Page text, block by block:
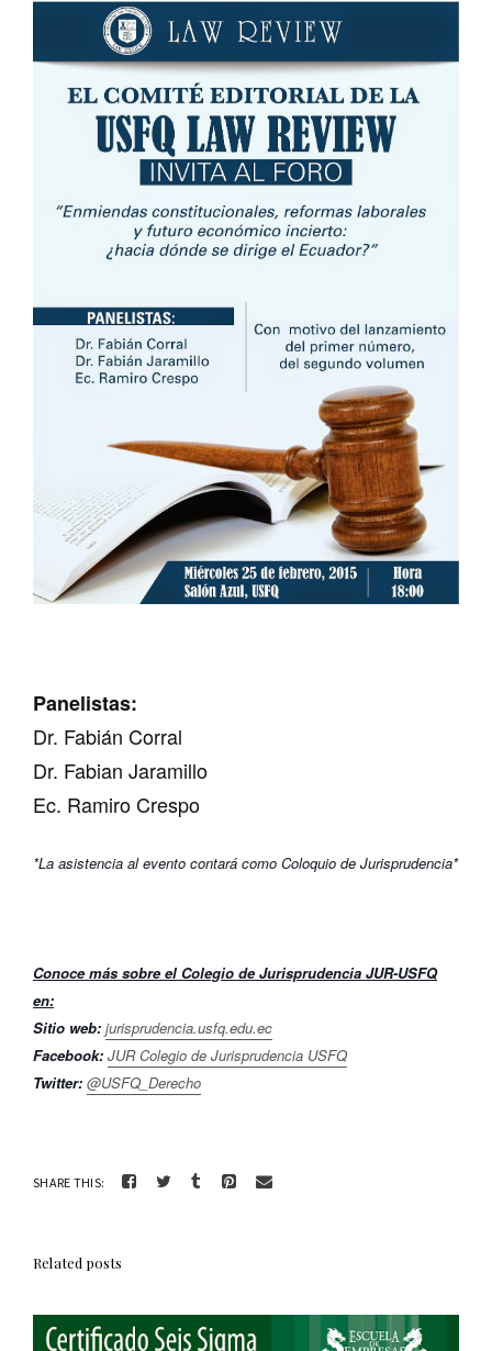
Panelistas:
Dr. Fabián Corral
Dr. Fabian Jaramillo
Ec. Ramiro Crespo
*La asistencia al evento contará como Coloquio de Jurisprudencia*
Conoce más sobre el Colegio de Jurisprudencia JUR-USFQ
en:
Sitio web: jurisprudencia.usfq.edu.ec
Facebook: JUR Colegio de Jurisprudencia USFQ
Twitter: @USFQ_Derecho
SHARE THIS:
Related posts